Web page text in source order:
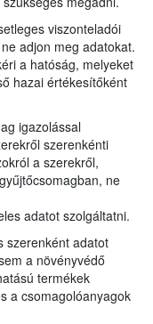
viszonteladói
adjon meg adatokat.
a hatóság, melyeket
hazai értékesítőként
igazolással
szerenkénti
a szerekről,
ne
adatot szolgáltatni.
szerenként adatot
a növényvédő
termékek
a csomagolóanyagok